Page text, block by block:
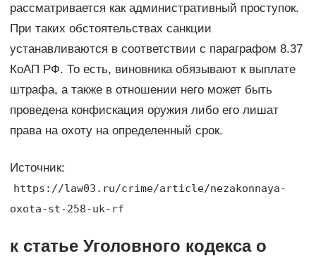
рассматривается как административный проступок.
При таких обстоятельствах санкции
устанавливаются в соответствии с параграфом 8.37
КоАП РФ. То есть, виновника обязывают к выплате
штрафа, а также в отношении него может быть
проведена конфискация оружия либо его лишат
права на охоту на определенный срок.
Источник:
https://law03.ru/crime/article/nezakonnaya-
oxota-st-258-uk-rf
к статье Уголовного кодекса о